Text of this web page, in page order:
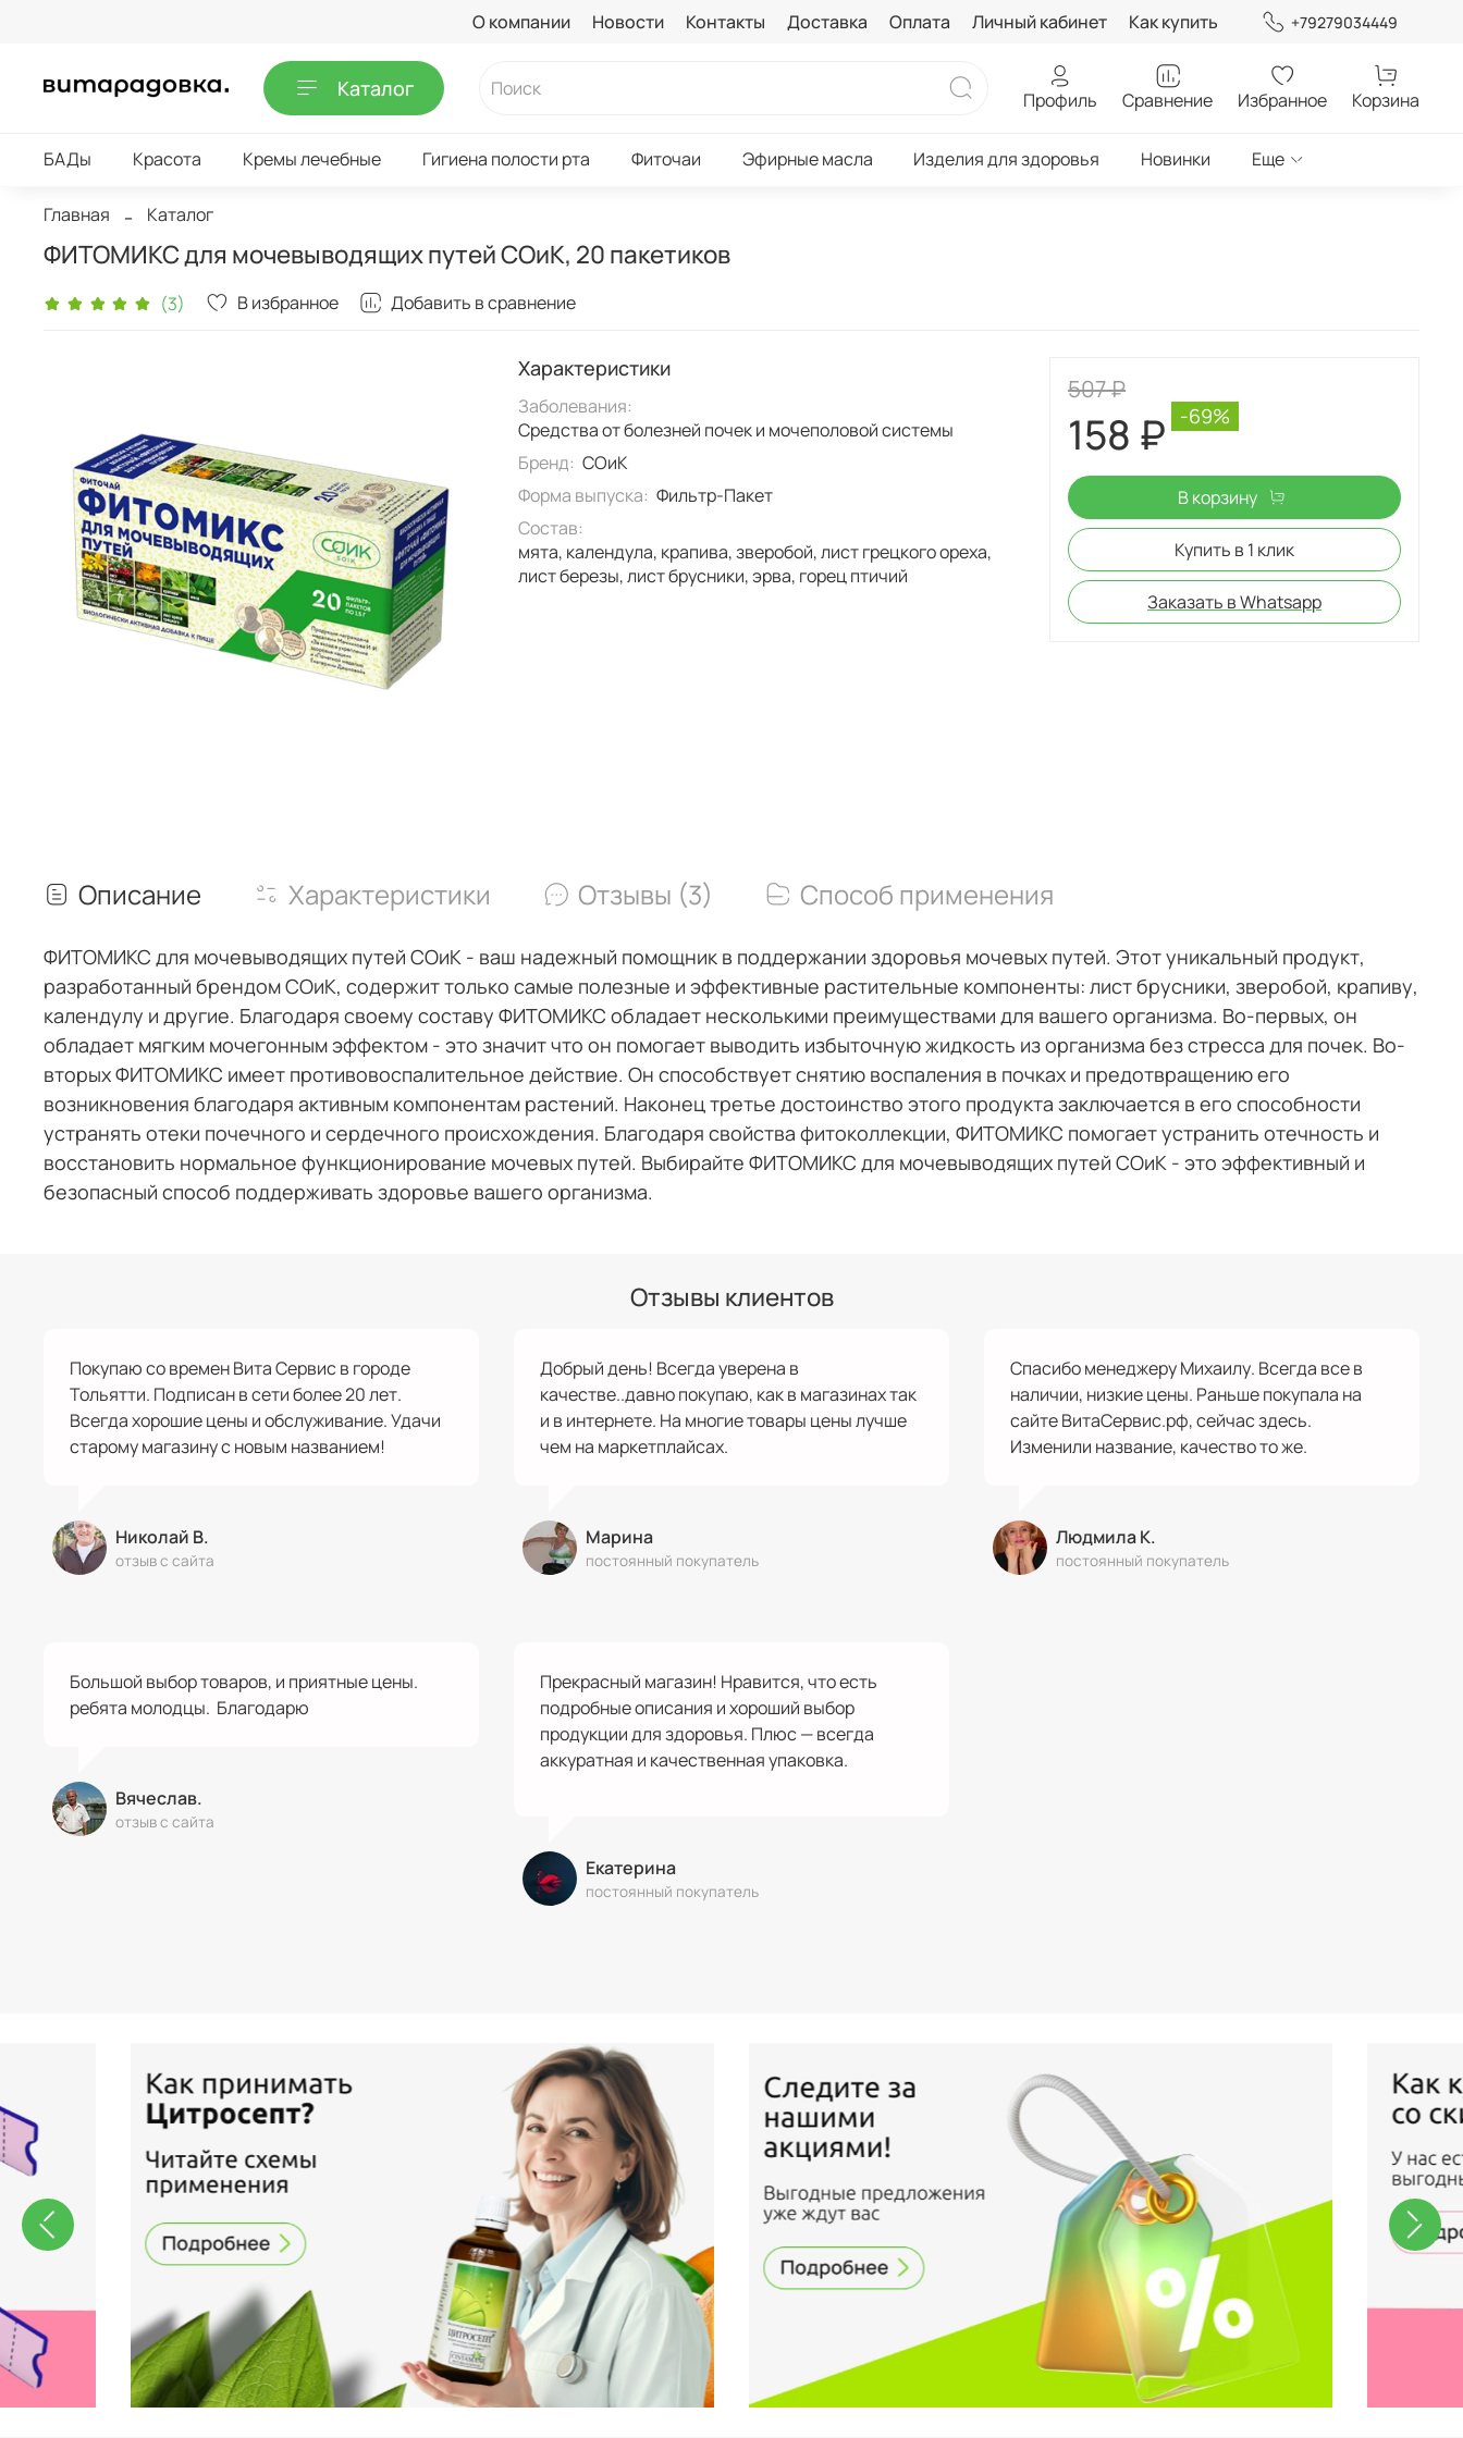
О компании Новости Контакты Доставка Оплата Личный кабинет Как купить +79279034449
Каталог Профиль Сравнение Избранное Корзина
БАДы Красота Кремы лечебные Гигиена полости рта Фиточаи Эфирные масла Изделия для здоровья Новинки Еще
Главная Каталог
ФИТОМИКС для мочевыводящих путей СОиК, 20 пакетиков
(3) В избранное Добавить в сравнение
Характеристики
Заболевания:
Средства от болезней почек и мочеполовой системы
Бренд: СОиК
Форма выпуска: Фильтр-Пакет
Состав:
мята, календула, крапива, зверобой, лист грецкого ореха,
лист березы, лист брусники, эрва, горец птичий
507 ₽
158 ₽ -69%
В корзину
Купить в 1 клик
Заказать в Whatsapp
Описание Характеристики Отзывы (3) Способ применения
ФИТОМИКС для мочевыводящих путей СОиК - ваш надежный помощник в поддержании здоровья мочевых путей. Этот уникальный продукт,
разработанный брендом СОиК, содержит только самые полезные и эффективные растительные компоненты: лист брусники, зверобой, крапиву,
календулу и другие. Благодаря своему составу ФИТОМИКС обладает несколькими преимуществами для вашего организма. Во-первых, он
обладает мягким мочегонным эффектом - это значит что он помогает выводить избыточную жидкость из организма без стресса для почек. Во-
вторых ФИТОМИКС имеет противовоспалительное действие. Он способствует снятию воспаления в почках и предотвращению его
возникновения благодаря активным компонентам растений. Наконец третье достоинство этого продукта заключается в его способности
устранять отеки почечного и сердечного происхождения. Благодаря свойства фитоколлекции, ФИТОМИКС помогает устранить отечность и
восстановить нормальное функционирование мочевых путей. Выбирайте ФИТОМИКС для мочевыводящих путей СОиК - это эффективный и
безопасный способ поддерживать здоровье вашего организма.
Отзывы клиентов
Покупаю со времен Вита Сервис в городе
Тольятти. Подписан в сети более 20 лет.
Всегда хорошие цены и обслуживание. Удачи
старому магазину с новым названием!
Николай В.
отзыв с сайта
Добрый день! Всегда уверена в
качестве..давно покупаю, как в магазинах так
и в интернете. На многие товары цены лучше
чем на маркетплайсах.
Марина
постоянный покупатель
Спасибо менеджеру Михаилу. Всегда все в
наличии, низкие цены. Раньше покупала на
сайте ВитаСервис.рф, сейчас здесь.
Изменили название, качество то же.
Людмила К.
постоянный покупатель
Большой выбор товаров, и приятные цены.
ребята молодцы. Благодарю
Вячеслав.
отзыв с сайта
Прекрасный магазин! Нравится, что есть
подробные описания и хороший выбор
продукции для здоровья. Плюс — всегда
аккуратная и качественная упаковка.
Екатерина
постоянный покупатель